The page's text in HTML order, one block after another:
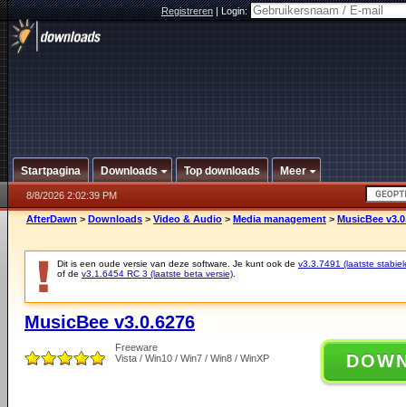
Registreren|Login:
Startpagina Downloads Top downloads Meer
8/8/2026 2:02:39 PM
AfterDawn > Downloads > Video & Audio > Media management > MusicBee
Dit is een oude versie van deze software. Je kunt ook de v3.3.7491 (laatste
of de v3.1.6454 RC 3 (laatste beta versie)
MusicBee v3.0.6276
Freeware
Vista / Win10 / Win7 / Win8 / WinXP